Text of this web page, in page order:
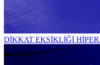
DİKKAT EKSİKLİĞİ